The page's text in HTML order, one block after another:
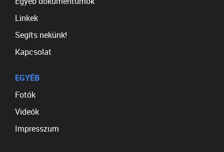
Linkek
Segíts nekünk!
Kapcsolat
EGYÉB
Fotók
Videók
Impresszum